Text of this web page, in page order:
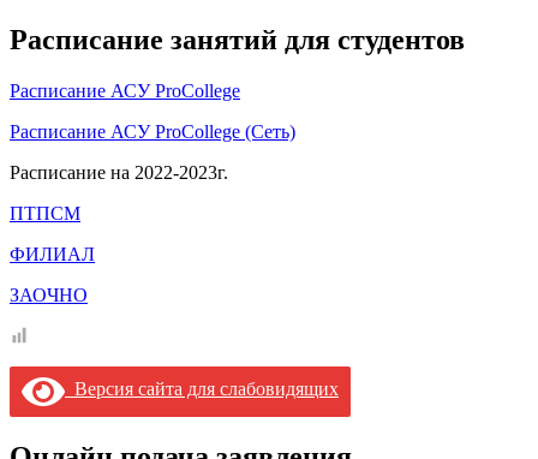
Расписание занятий для студентов
Расписание АСУ ProCollege
Расписание АСУ ProCollege (Сеть)
Расписание на 2022-2023г.
ПТПСМ
ФИЛИАЛ
ЗАОЧНО
Версия сайта для слабовидящих